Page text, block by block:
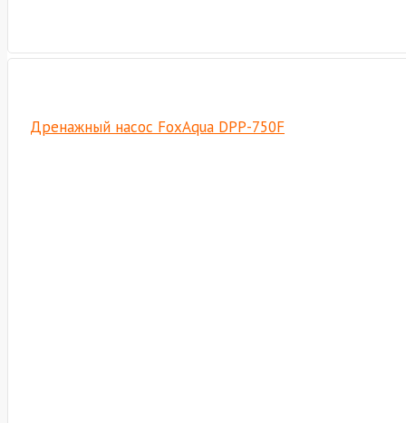
Дренажный насос FoxAqua DPP-750F